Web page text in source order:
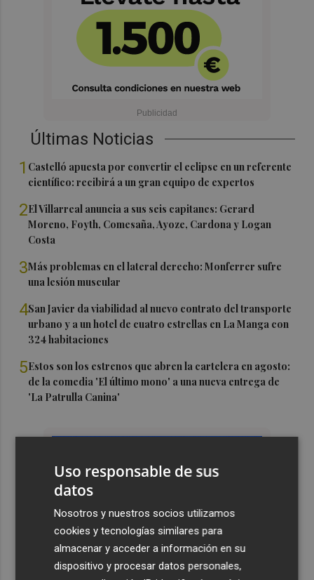
Últimas Noticias
1 Castelló apuesta por convertir el eclipse en un referente
científico: recibirá a un gran equipo de expertos
2El Villarreal anuncia a sus seis capitanes: Gerard
Moreno, Foyth, Comesaña, Ayoze, Cardona y Logan
Costa
3Más problemas en el lateral derecho: Monferrer sufre
una lesión muscular
4San Javier da viabilidad al nuevo contrato del transporte
urbano y a un hotel de cuatro estrellas en La Manga con
324 habitaciones
5Estos son los estrenos que abren la cartelera en agosto:
de la comedia 'El último mono' a una nueva entrega de
'La Patrulla Canina'
Uso responsable de sus
datos
Nosotros y nuestros socios utilizamos
cookies y tecnologías similares para
almacenar y acceder a información en su
dispositivo y procesar datos personales,